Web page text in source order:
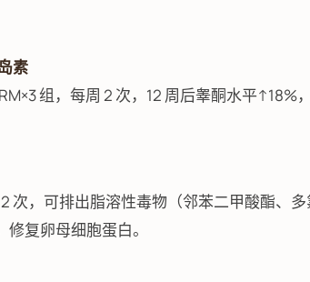
素
组，每周 2 次，12 周后睾酮水平↑18%
次，可排出脂溶性毒物（邻苯二甲酸酯、
复卵母细胞蛋白。